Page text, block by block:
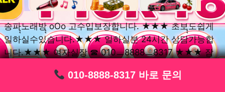
010-8888-8317 바로 문의
010-8888-8317 바로 문의
010-8888-8317 바로 문의
010-8888-8317 바로 문의
010-8888-8317 바로 문의
010-8888-8317 바로 문의
송파ุุ노래방ุุ oOo 고수입보장합니다. ★★★ 초보ุุ도쉽게
일하실수있습니다.★★★ 일하실분 24시간 상담가능합
니다.★★★ 여자실장 ☎ 010ㅡ8888ㅡ8317 ★★★ 잠
세요. 여성ㅣุุ알바ุุㅣ여기 신천동ุุ노래방ุุ ◞✿ 풍납동ุุ노래방ุุ
010-8888-8317 바로 문의
010-8888-8317 바로 문의
010-8888-8317 바로 문의